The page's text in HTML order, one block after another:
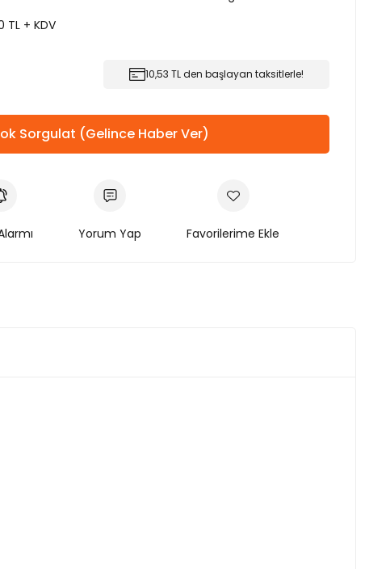
TL + KDV
10,53 TL den başlayan taksitlerle!
Sorgulat (Gelince Haber Ver)
Yorum Yap